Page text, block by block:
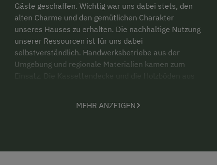
Gäste geschaffen. Wichtig war uns dabei stets, den
alten Charme und den gemütlichen Charakter
unseres Hauses zu erhalten. Die nachhaltige Nutzung
unserer Ressourcen ist für uns dabei
selbstverständlich. Handwerksbetriebe aus der
Umgebung und regionale Materialien kamen zum
Einsatz. Die Kassettendecke und die Holzböden aus
MEHR ANZEIGEN